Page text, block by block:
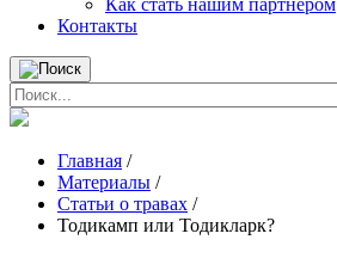
Как стать нашим партнёром
Контакты
Главная /
Материалы /
Статьи о травах /
Тодикамп или Тодикларк?